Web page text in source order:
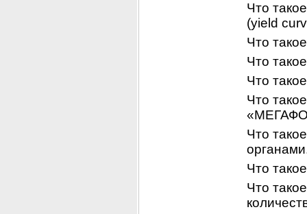
Что
(yield
Что
Что
Что
Что
Что
Что
Что